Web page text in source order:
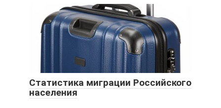
Статистика миграции Российского
населения